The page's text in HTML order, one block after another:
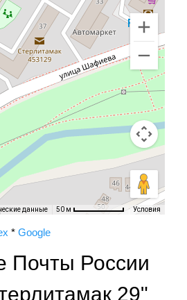
данные 50 м Условия
* Google
Почты России
29"